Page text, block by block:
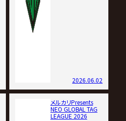
2026.06.02
メルカリPresents
NEO GLOBAL TAG
LEAGUE 2026